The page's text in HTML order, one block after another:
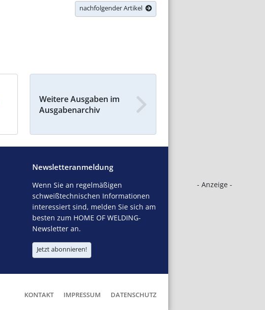
- Anzeige -
nachfolgender Artikel
Weitere Ausgaben im
Ausgabenarchiv
Newsletteranmeldung
Wenn Sie an regelmäßigen
schweißtechnischen Informationen
interessiert sind, melden Sie sich am
besten zum HOME OF WELDING-
Newsletter an.
Jetzt abonnieren!
KONTAKT IMPRESSUM DATENSCHUTZ